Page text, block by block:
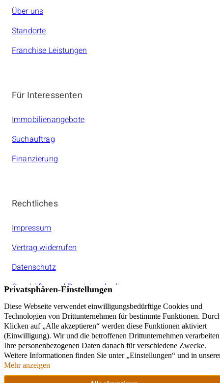
Über uns
Standorte
Franchise Leistungen
Für Interessenten
Immobilienangebote
Suchauftrag
Finanzierung
Rechtliches
Impressum
Vertrag widerrufen
Datenschutz
Geschäfts- und Provisionsbedinungen
Jeder amarc21Franchisepartner ist ein rechtlich
selbstständiger Unternehmer.